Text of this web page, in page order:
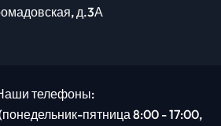
д.3А
телефоны:
пятница 8:00 - 17:00,